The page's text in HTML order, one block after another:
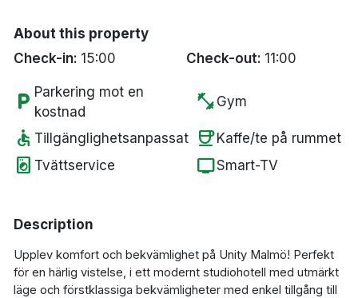
Done
About this property
Check-in: 15:00 Check-out: 11:00
local_parking Parkering mot en
kostnad
fitness_center Gym
accessible Tillgänglighetsanpassat coffee Kaffe/te på rummet
local_laundry_service Tvättservice tvSmart-TV
Description
Upplev komfort och bekvämlighet på Unity Malmö! Perfekt
för en härlig vistelse, i ett modernt studiohotell med utmärkt
läge och förstklassiga bekvämligheter med enkel tillgång till